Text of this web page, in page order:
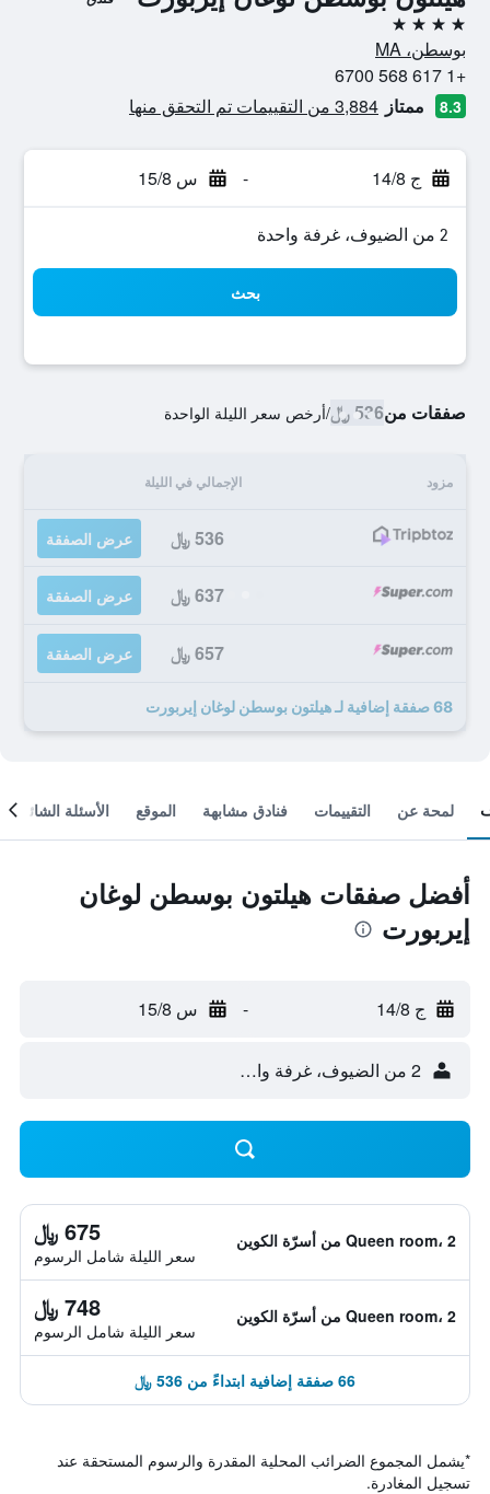
4 نجوم
بوسطن، MA
+1 617 568 6700
8.3 ممتاز 3,884 من التقييمات تم التحقق منها
ج 14/8 - س 15/8
2 من الضيوف، غرفة واحدة
بحث
صفقات من536 ﷼ /أرخص سعر الليلة الواحدة
مزود الإجمالي في الليلة
536 ﷼ عرض الصفقة
637 ﷼ عرض الصفقة
657 ﷼ عرض الصفقة
68 صفقة إضافية لـ هيلتون بوسطن لوغان إيربورت
لمحة عن التقييمات فنادق مشابهة الموقع الأسئلة الشائعة
أفضل صفقات هيلتون بوسطن لوغان
إيربورت
ج 14/8 - س 15/8
2 من الضيوف، غرفة واحدة
Queen room، 2 من أسرّة الكوين 675 ﷼
سعر الليلة شامل الرسوم
Queen room، 2 من أسرّة الكوين 748 ﷼
سعر الليلة شامل الرسوم
66 صفقة إضافية ابتداءً من 536 ﷼
*يشمل المجموع الضرائب المحلية المقدرة والرسوم المستحقة عند
تسجيل المغادرة.